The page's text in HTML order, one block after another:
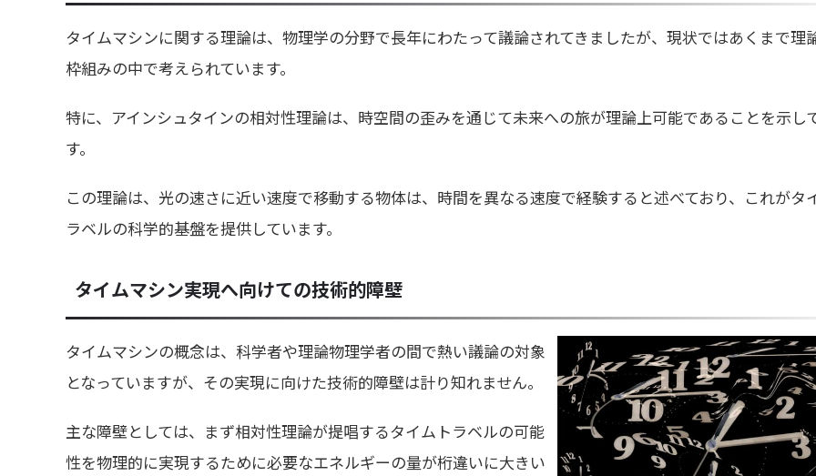
タイムマシンに関する理論は、物理学の分野で長年にわたって議論されてきましたが、現状ではあくまで理
枠組みの中で考えられています。
特に、アインシュタインの相対性理論は、時空間の歪みを通じて未来への旅が理論上可能であることを示し
す。
この理論は、光の速さに近い速度で移動する物体は、時間を異なる速度で経験すると述べており、これがタ
ラベルの科学的基盤を提供しています。
タイムマシン実現へ向けての技術的障壁
タイムマシンの概念は、科学者や理論物理学者の間で熱い議論の対象
となっていますが、その実現に向けた技術的障壁は計り知れません。
主な障壁としては、まず相対性理論が提唱するタイムトラベルの可能
性を物理的に実現するために必要なエネルギーの量が桁違いに大きい